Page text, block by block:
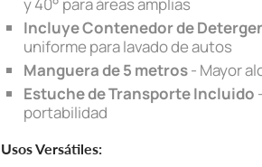
Incluye Contenedor de
uniforme para lavado de autos
Manguera de 5 metros- Mayor
Estuche de Transporte Incluido
portabilidad
Usos Versátiles: